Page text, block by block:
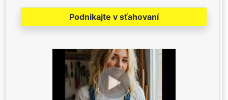
Podnikajte v sťahovaní